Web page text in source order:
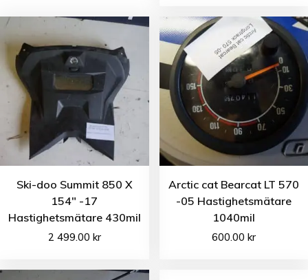
Ski-doo Summit 850 X
154″ -17
Hastighetsmätare 430mil
2 499.00 kr
Arctic cat Bearcat LT 570
-05 Hastighetsmätare
1040mil
600.00 kr